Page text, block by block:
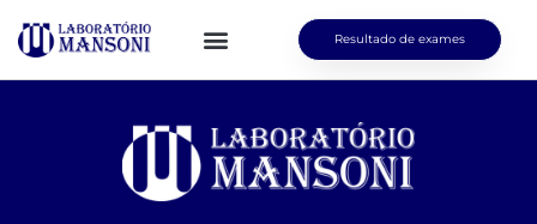
Resultado de exames